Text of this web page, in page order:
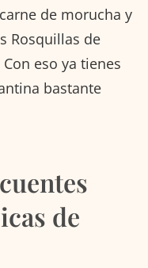
de morucha y
Rosquillas de
eso ya tienes
bastante
de